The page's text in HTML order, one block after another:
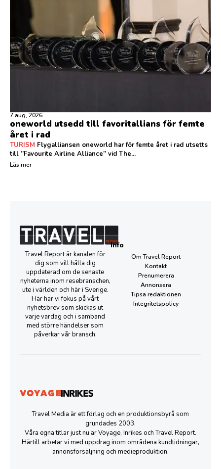
7 aug, 2026
oneworld utsedd till favoritallians för femte
året i rad
TURISM Flygalliansen oneworld har för femte året i rad utsetts
till ”Favourite Airline Alliance” vid The...
Läs mer
Travel Report är kanalen för
dig som vill hålla dig
uppdaterad om de senaste
nyheterna inom resebranschen,
ute i världen och här i Sverige.
Här har vi fokus på vårt
nyhetsbrev som skickas ut
varje vardag och i samband
med större händelser som
påverkar vår bransch.
Info
Om Travel Report
Kontakt
Prenumerera
Annonsera
Tipsa redaktionen
Integritetspolicy
Travel Media är ett förlag och en produktionsbyrå som
grundades 2003.
Våra egna titlar just nu är Voyage, Inrikes och Travel Report.
Härtill arbetar vi med uppdrag inom områdena kundtidningar,
annonsförsäljning och medieproduktion.